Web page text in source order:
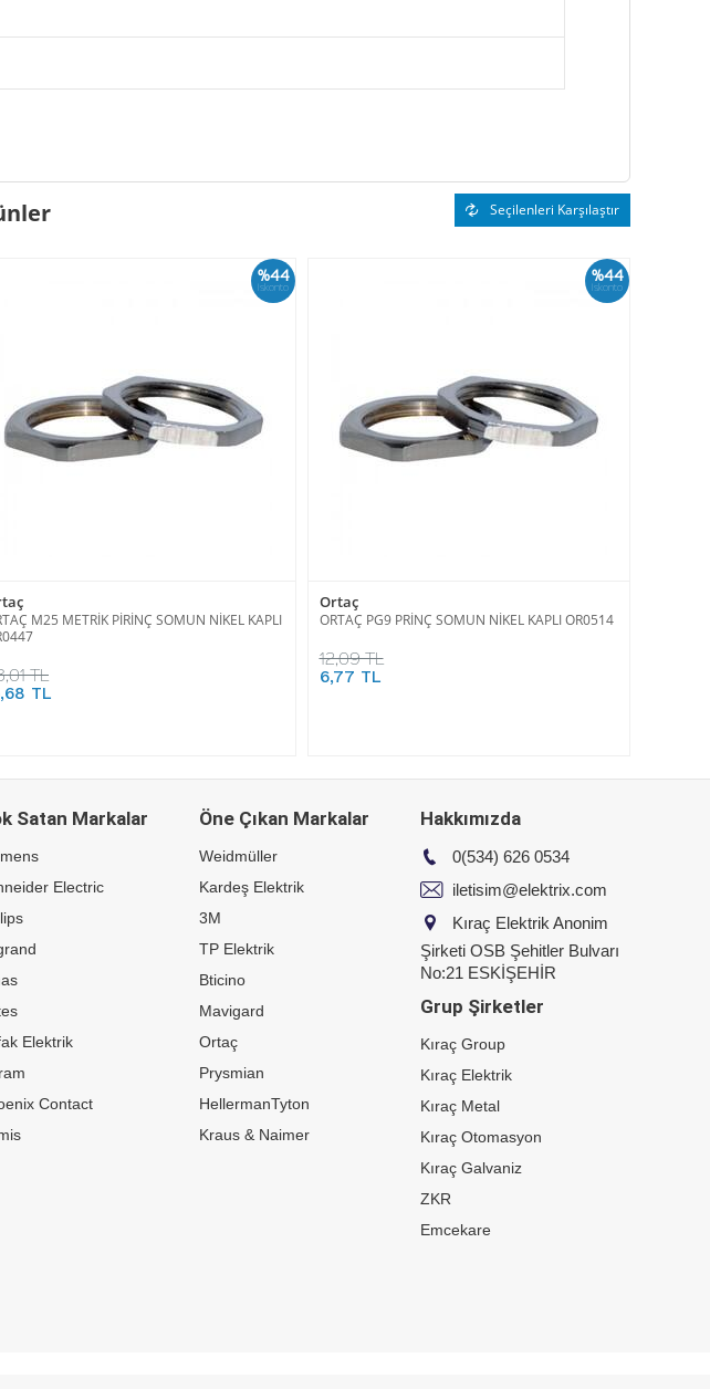
Seçilenleri Karşılaştır
%44
İskonto
M25 METRİK PİRİNÇ SOMUN NİKEL KAPLI
TL
TL
%44
İskonto
Ortaç
ORTAÇ PG9 PRİNÇ SOMUN NİKEL KAPLI OR0514
12,09 TL
6,77 TL
Satan Markalar
Electric
Elektrik
Contact
Öne Çıkan Markalar
Weidmüller
Kardeş Elektrik
3M
TP Elektrik
Bticino
Mavigard
Ortaç
Prysmian
HellermanTyton
Kraus & Naimer
Hakkımızda
0(534) 626 0534
iletisim@elektrix.com
Kıraç Elektrik Anonim
Şirketi OSB Şehitler Bulvarı
No:21 ESKİŞEHİR
Grup Şirketler
Kıraç Group
Kıraç Elektrik
Kıraç Metal
Kıraç Otomasyon
Kıraç Galvaniz
ZKR
Emcekare